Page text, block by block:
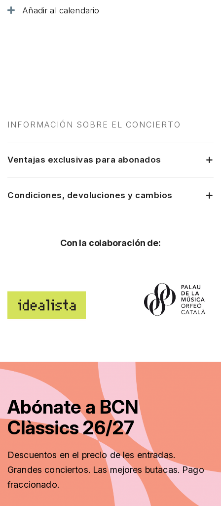
Añadir al calendario
INFORMACIÓN SOBRE EL CONCIERTO
Ventajas exclusivas para abonados
Condiciones, devoluciones y cambios
Con la colaboración de:
Abónate a BCN
Clàssics 26/27
Descuentos en el precio de les entradas.
Grandes conciertos. Las mejores butacas. Pago
fraccionado.